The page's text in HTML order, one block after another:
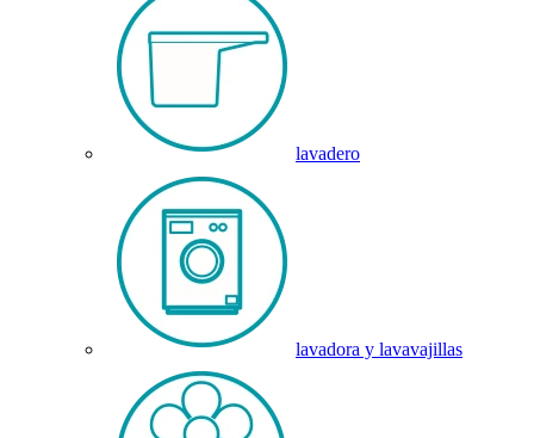
lavadero
lavadora y lavavajillas